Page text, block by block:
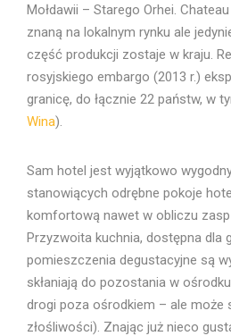
Mołdawii – Starego Orhei.
znaną na lokalnym rynku ale
część produkcji zostaje w kraju.
rosyjskiego embargo (2013 r.)
granicę, do łącznie 22 państw, w
Wina).
Sam hotel jest wyjątkowo
stanowiących odrębne pokoje
komfortową nawet w obliczu zasp
Przyzwoita kuchnia, dostępna dla
pomieszczenia degustacyjne są
skłaniają do pozostania w
drogi poza ośrodkiem – ale może
złośliwości). Znając już nieco